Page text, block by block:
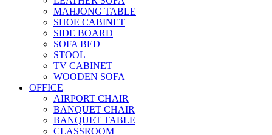
MAHJONG TABLE
SHOE CABINET
SIDE BOARD
SOFA BED
STOOL
TV CABINET
WOODEN SOFA
OFFICE
AIRPORT CHAIR
BANQUET CHAIR
BANQUET TABLE
CLASSROOM